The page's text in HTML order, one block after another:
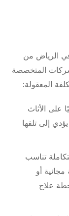
الرياض من
المتخصصة
المعقولة:
الأثاث
إلى تلفها
تناسب
أو
علاج